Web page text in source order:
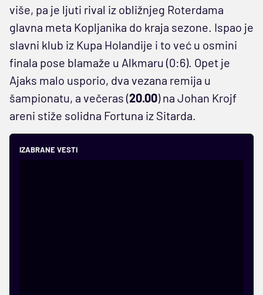
više, pa je ljuti rival iz obližnjeg Roterdama
glavna meta Kopljanika do kraja sezone. Ispao je
slavni klub iz Kupa Holandije i to već u osmini
finala pose blamaže u Alkmaru (0:6). Opet je
Ajaks malo usporio, dva vezana remija u
šampionatu, a večeras (20.00) na Johan Krojf
areni stiže solidna Fortuna iz Sitarda.
IZABRANE VESTI